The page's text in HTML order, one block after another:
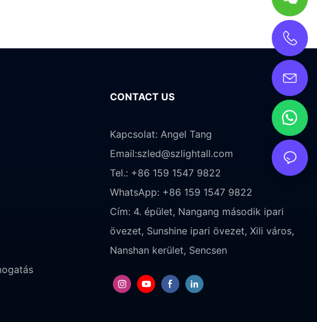
CONTACT US
Kapcsolat: Angel Tang
Email:szled@szlightall.com
Tel.: +86 159 1547 9822
WhatsApp: +86 159 1547 9822
Cím: 4. épület, Nangang második ipari
övezet, Sunshine ipari övezet, Xili város,
Nanshan kerület, Sencsen